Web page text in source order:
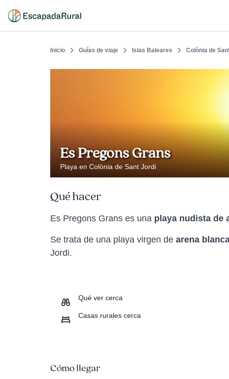
Inicio Guías de viaje Islas Baleares Colònia de
Es Pregons Grans
Playa en Colònia de Sant Jordi
Qué hacer
Es Pregons Grans es una playa nudista de
Se trata de una playa virgen de arena
Jordi.
Qué ver cerca
Casas rurales cerca
Cómo llegar